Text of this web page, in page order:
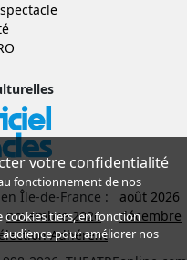
Île-de-France :
août 2026
novembre 2026
décembre
Adhérent
votre confidentialité
fonctionnement de nos
cookies tiers, en fonction
pour améliorer nos